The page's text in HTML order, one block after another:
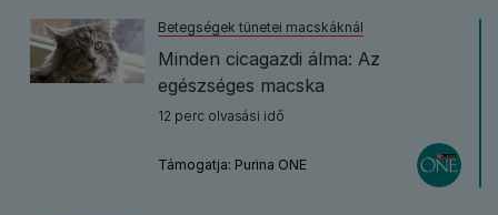
Betegségek tünetei macskáknál
Minden cicagazdi álma: Az
egészséges macska
12 perc olvasási idő
Támogatja: Purina ONE